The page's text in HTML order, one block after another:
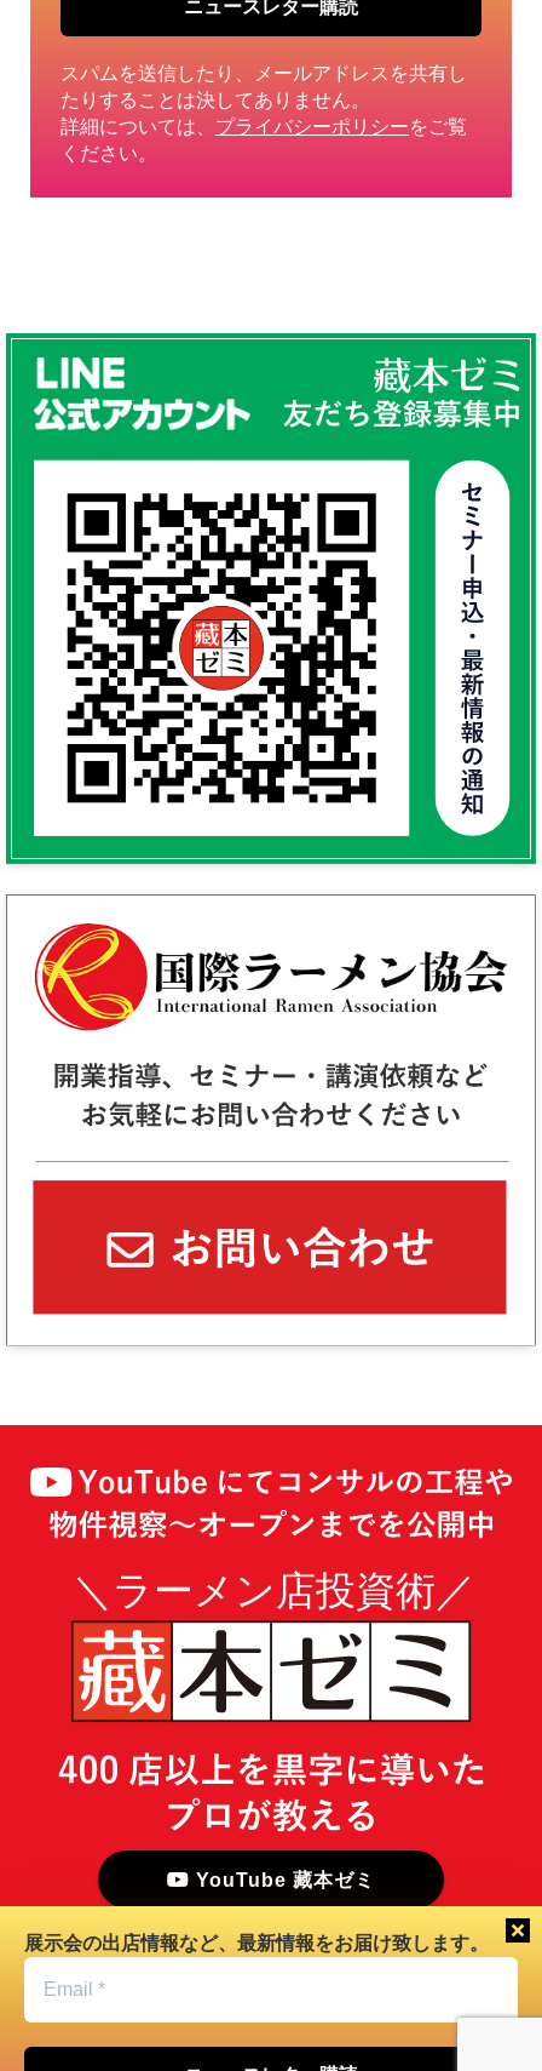
展示会の出店情報など、最新情報をお届け致します。
Email
スパムを送信したり、メールアドレスを共有し
たりすることは決してありません。
詳細については、 プライバシーポリシーをご覧
ください。
YouTube 藏本ゼミ